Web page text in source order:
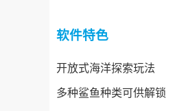
软件特色
开放式海洋探索玩法
多种鲨鱼种类可供解锁